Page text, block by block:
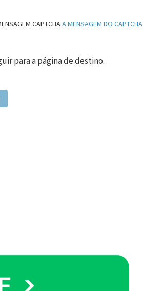
CAPTCHAA MENSAGEM DO CAPTCHA
para a página de destino.